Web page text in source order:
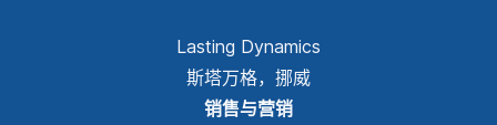
Lasting Dynamics
斯塔万格，挪威
销售与营销